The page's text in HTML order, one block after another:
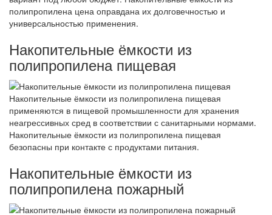
полипропилена цена оправдана их долговечностью и
универсальностью применения.
Накопительные ёмкости из
полипропилена пищевая
Накопительные ёмкости из полипропилена пищевая
применяются в пищевой промышленности для хранения
неагрессивных сред в соответствии с санитарными нормами.
Накопительные ёмкости из полипропилена пищевая
безопасны при контакте с продуктами питания.
Накопительные ёмкости из
полипропилена пожарный